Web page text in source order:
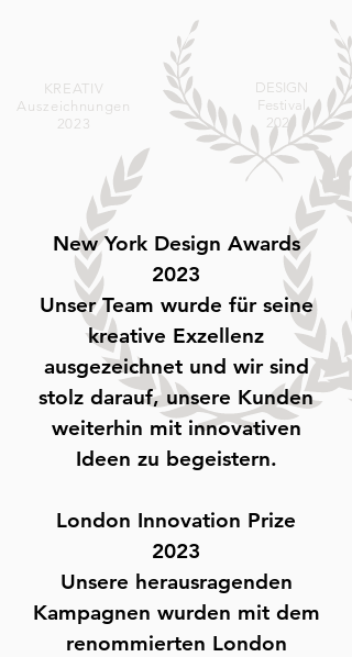
KREATIV
Auszeichnungen
2023
DESIGN
Festival
2023
New York Design Awards
2023
Unser Team wurde für seine
kreative Exzellenz
ausgezeichnet und wir sind
stolz darauf, unsere Kunden
weiterhin mit innovativen
Ideen zu begeistern.
London Innovation Prize
2023
Unsere herausragenden
Kampagnen wurden mit dem
renommierten London